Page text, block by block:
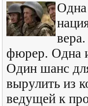
фюрер. Одна
Один шанс
вырулить из
ведущей к